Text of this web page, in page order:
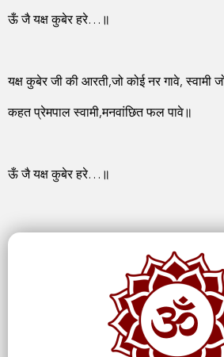
ऊँ जै यक्ष कुबेर हरे…॥
यक्ष कुबेर जी की आरती,जो कोई नर गावे, स्वामी
कहत प्रेमपाल स्वामी,मनवांछित फल पावे॥
ऊँ जै यक्ष कुबेर हरे…॥